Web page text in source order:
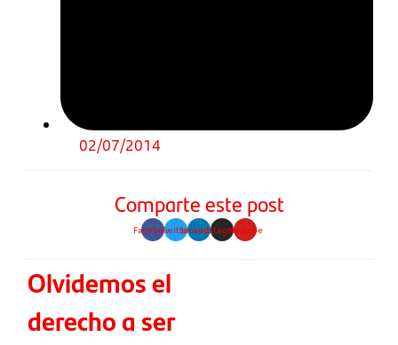
02/07/2014
Comparte este post
FacebookTwitterLinkedinInstagramYoutube
Olvidemos el
derecho a ser